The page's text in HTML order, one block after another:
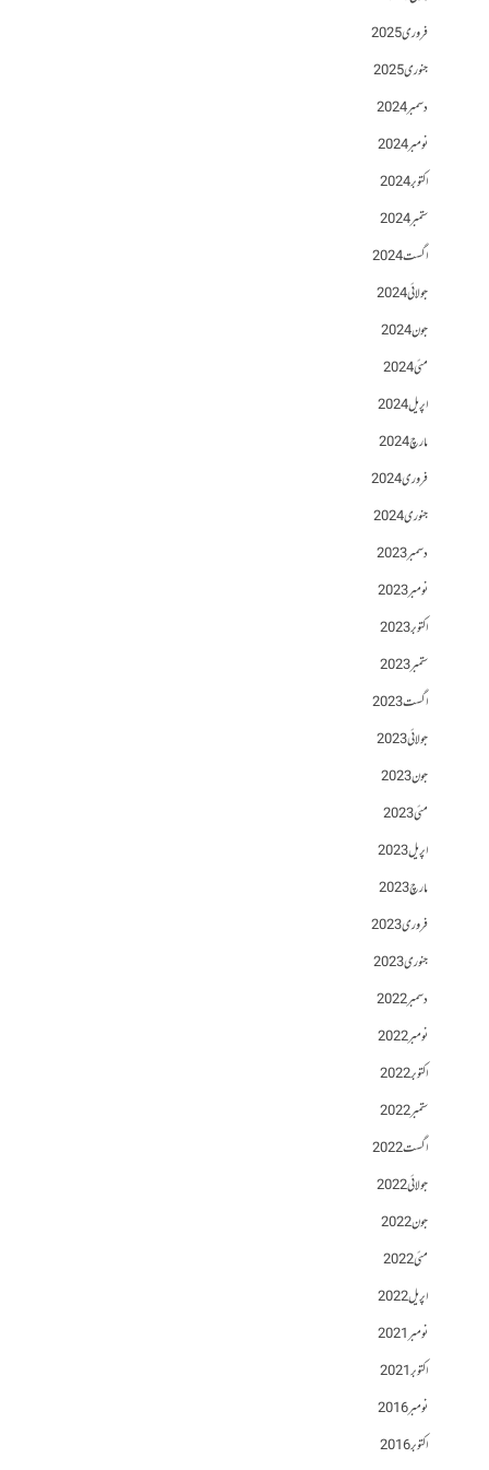
فروری 2025
جنوری 2025
دسمبر 2024
نومبر 2024
اکتوبر 2024
ستمبر 2024
اگست 2024
جولائی 2024
جون 2024
مئی 2024
اپریل 2024
مارچ 2024
فروری 2024
جنوری 2024
دسمبر 2023
نومبر 2023
اکتوبر 2023
ستمبر 2023
اگست 2023
جولائی 2023
جون 2023
مئی 2023
اپریل 2023
مارچ 2023
فروری 2023
جنوری 2023
دسمبر 2022
نومبر 2022
اکتوبر 2022
ستمبر 2022
اگست 2022
جولائی 2022
جون 2022
مئی 2022
اپریل 2022
نومبر 2021
اکتوبر 2021
نومبر 2016
اکتوبر 2016